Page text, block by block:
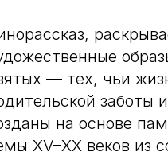
— тех, чьи
заботы
на основе
XV–XX веков из